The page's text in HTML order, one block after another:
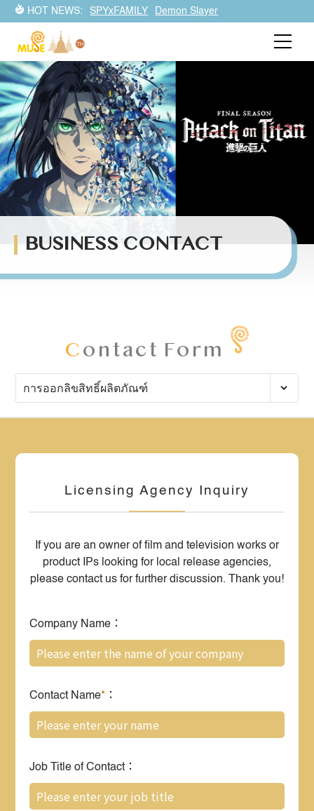
HOT NEWS: SPYxFAMILY Demon Slayer
BUSINESS CONTACT
Contact Form
Licensing Agency Inquiry
If you are an owner of film and television works or
product IPs looking for local release agencies,
please contact us for further discussion. Thank you!
Company Name：
Contact Name* ：
Job Title of Contact：